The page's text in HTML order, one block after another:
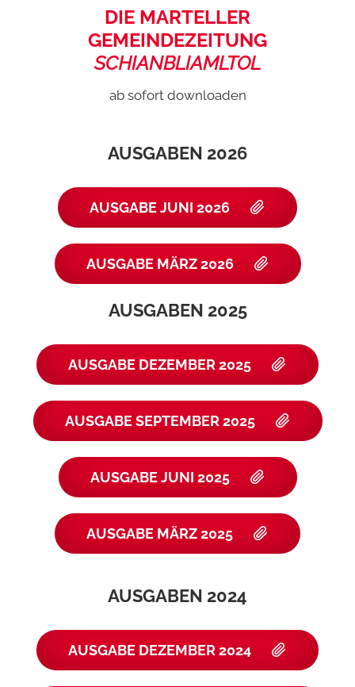
DIE MARTELLER
GEMEINDEZEITUNG
SCHIANBLIAMLTOL
ab sofort downloaden
AUSGABEN 2026
AUSGABE JUNI 2026
AUSGABE MÄRZ 2026
AUSGABEN 2025
AUSGABE DEZEMBER 2025
AUSGABE SEPTEMBER 2025
AUSGABE JUNI 2025
AUSGABE MÄRZ 2025
AUSGABEN 2024
AUSGABE DEZEMBER 2024